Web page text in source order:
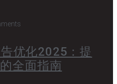
优化2025：提
全面指南